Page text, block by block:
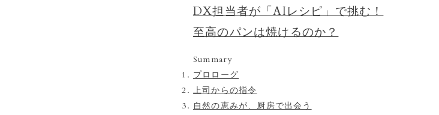
DX担当者が「AIレシピ」で挑む！
至高のパンは焼けるのか？
Summary
プロローグ
上司からの指令
自然の恵みが、厨房で出会う